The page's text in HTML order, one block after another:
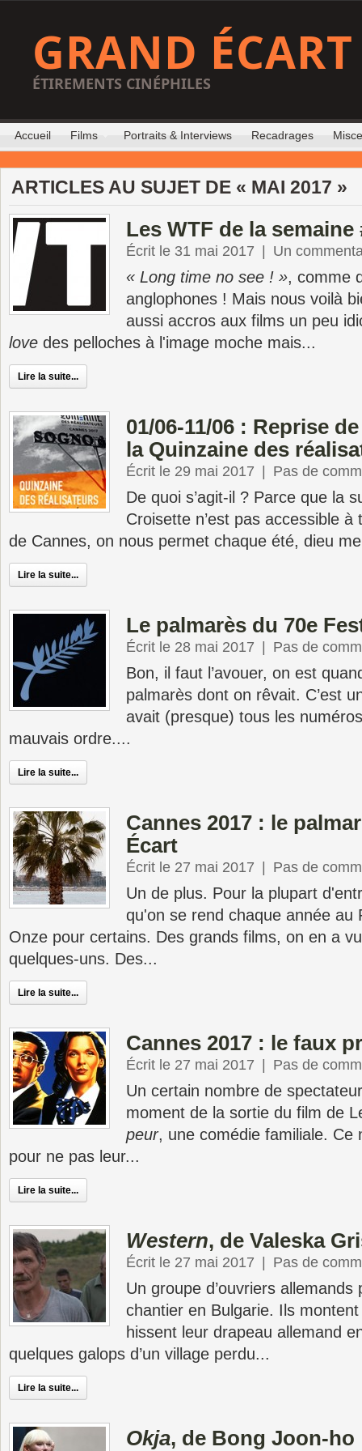
GRAND ÉCART
ÉTIREMENTS CINÉPHILES
Accueil Films Portraits & Interviews Recadrages
ARTICLES AU SUJET DE « MAI 2017 »
Les WTF de la semaine
Écrit le 31 mai 2017 Un
« Long time no see ! », comme
anglophones ! Mais nous voilà
aussi accros aux films un peu
love des pelloches à l'image moche mais...
Lire la suite...
01/06-11/06 : Reprise
la Quinzaine des
Écrit le 29 mai 2017 Pas de
De quoi s’agit-il ? Parce que la
Croisette n’est pas accessible
de Cannes, on nous permet chaque été, dieu
Lire la suite...
Le palmarès du 70e
Écrit le 28 mai 2017 Pas de
Bon, il faut l’avouer, on est
palmarès dont on rêvait. C’est
avait (presque) tous les
mauvais ordre....
Lire la suite...
Cannes 2017 : le
Écart
Écrit le 27 mai 2017 Pas de
Un de plus. Pour la plupart
qu'on se rend chaque année au
Onze pour certains. Des grands films, on en a
quelques-uns. Des...
Lire la suite...
Cannes 2017 : le faux
Écrit le 27 mai 2017 Pas de
Un certain nombre de
moment de la sortie du film de
peur, une comédie familiale. Ce
pour ne pas leur...
Lire la suite...
Western, de Valeska
Écrit le 27 mai 2017 Pas de
Un groupe d’ouvriers
chantier en Bulgarie. Ils
hissent leur drapeau allemand
quelques galops d’un village perdu...
Lire la suite...
Okja, de Bong Joon-ho